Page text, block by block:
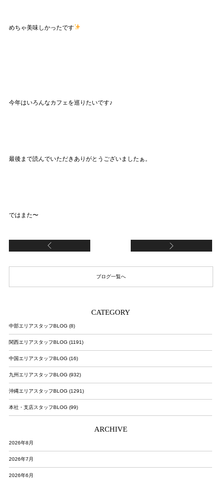
めちゃ美味しかったです
今年はいろんなカフェを巡りたいです♪
最後まで読んでいただきありがとうございましたぁ。
ではまた〜
ブログ一覧へ
CATEGORY
中部エリアスタッフBLOG (8)
関西エリアスタッフBLOG (1191)
中国エリアスタッフBLOG (16)
九州エリアスタッフBLOG (932)
沖縄エリアスタッフBLOG (1291)
本社・支店スタッフBLOG (99)
ARCHIVE
2026年8月
2026年7月
2026年6月